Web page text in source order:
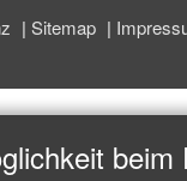
Sitemap
beim